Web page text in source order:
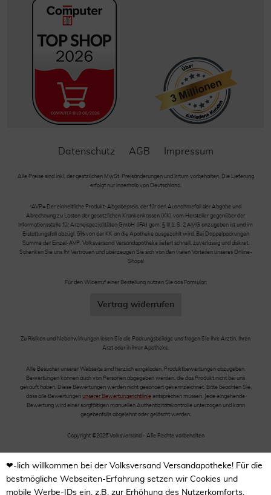
Datenschutz AGB Impressum
Alle Preise sind inkl. der gestzlichen MwSt. Preisänderungen und Irrtum vorbehalten. Die Lieferung
erfolgt nur innerhalb von Deutschland.
*AVP= Der einheitliche Produkt-Abgabepreis, der für den Ausnahmefall der Abgabe und
Abrechnung zu Lasten der gesetzlichen Krankenkassen (KK) vom Hersteller gegenüber der
Informationsstelle für Arzneispezialitäten GmbH (IFA) gem. § III 1, S. 2 AMG anzugeben ist und im
Erstattungsfall abzügl. 5% von der KK an die Apotheke ausgezahlt wird. Bei Doppelpackungen
Summe der Einzel-AVP. Volksversand Versandapotheke liefert schnell, zuverlässig und diskret.
Schenken Sie uns Ihr Vertrauen und überzeugen Sie sich von den vielen Vorteilen unseres Online-
Shops!
Für den Widerruf einer Bestellung nutzen Sie das Formular:
Vertrag widerrufen
Zu Risiken und Nebenwirkungen lesen Sie die Packungsbeilage und fragen Sie Ihre Ärztin, Ihren
Arzt oder in Ihrer Apotheke.
Alle Besucher unserer Webseite sind herzlich eingeladen, Produktbewertungen abzugeben.
Bewertungen können auch von Personen abgegeben werden, die das Produkt nicht bei uns
gekauft haben. Diese Bewertungen werden nicht gesondert gekennzeichnet. Bitte beachten Sie,
dass alle Bewertungen unserer Bewertungsrichtlinie entsprechen müssen. Jede eingehende
Bewertung wird einer sorgfältigen manuellen Authentizitätskontrolle unterzogen und kann
gegebenfalls abgelehnt oder gelöscht werden.
Copyright ©2026 Volksversand - Alle Rechte vorbehalten
❤-lich willkommen bei der Volksversand Versandapotheke! Für die
bestmögliche Webseiten-Erfahrung setzen wir Cookies und
mobile Werbe-IDs ein, z.B. zur Erhöhung des Nutzerkomforts,